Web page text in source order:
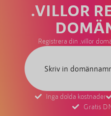
.VILLOR
Registrera din .villor
Inga dolda kostnader
Gratis